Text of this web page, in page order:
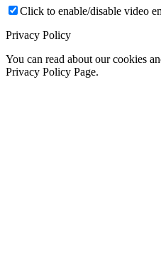
Click to enable/disable video
Privacy Policy
You can read about our cookies
Privacy Policy Page.